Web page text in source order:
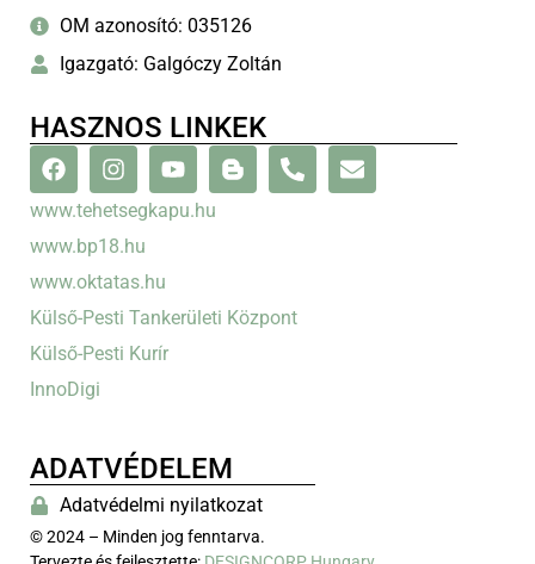
OM azonosító: 035126
Igazgató: Galgóczy Zoltán
HASZNOS LINKEK
www.tehetsegkapu.hu
www.bp18.hu
www.oktatas.hu
Külső-Pesti Tankerületi Központ
Külső-Pesti Kurír
InnoDigi
ADATVÉDELEM
Adatvédelmi nyilatkozat
© 2024 – Minden jog fenntarva.